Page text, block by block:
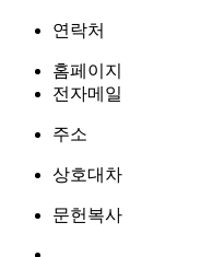
연락처
홈페이지
전자메일
주소
상호대차
문헌복사